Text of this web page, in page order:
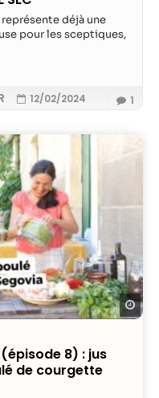
12/02/2024
déjà une
pour les sceptiques,
1
8) : jus
de courgette